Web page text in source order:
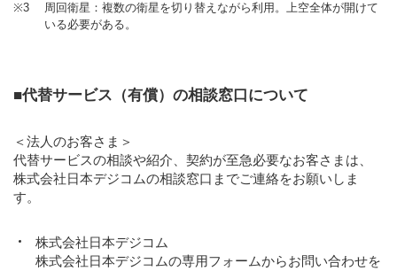
※3
周回衛星：複数の衛星を切り替えながら利用。上空全体が開けて
いる必要がある。
■代替サービス（有償）の相談窓口について
＜法人のお客さま＞
代替サービスの相談や紹介、契約が至急必要なお客さまは、
株式会社日本デジコムの相談窓口までご連絡をお願いしま
す。
株式会社日本デジコム
株式会社日本デジコムの専用フォームからお問い合わせを